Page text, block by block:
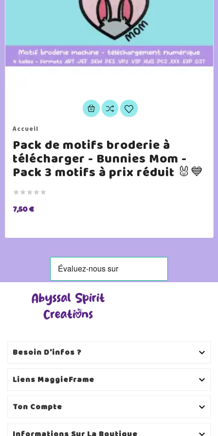
Accueil
Pack de motifs broderie à
télécharger - Bunnies Mom -
Pack 3 motifs à prix réduit 🐰💙
    
7,50 €
Besoin D'infos ? 
Liens MaggieFrame 
Ton Compte 